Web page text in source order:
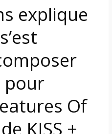
explique
pour
Of
KISS +